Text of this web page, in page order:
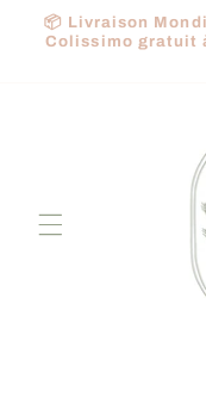
passer
au
📦 Livraison
Colissimo gratuit